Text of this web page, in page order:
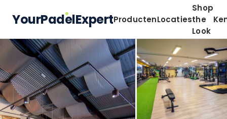
YourPadelExpertProductenLocaties
Shop
the
Look